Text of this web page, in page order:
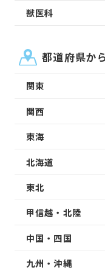
獣医科
都道府県か
関東
関西
東海
北海道
東北
甲信越・北陸
中国・四国
九州・沖縄